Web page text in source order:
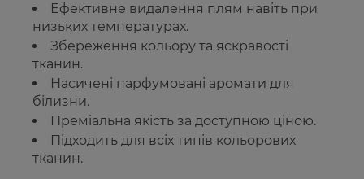
Ефективне видалення плям навіть при
низьких температурах.
Збереження кольору та яскравості
тканин.
Насичені парфумовані аромати для
білизни.
Преміальна якість за доступною ціною.
Підходить для всіх типів кольорових
тканин.